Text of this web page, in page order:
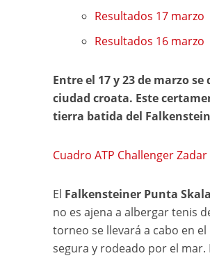
Resultados 17 marzo
Resultados 16 marzo
Entre el 17 y 23 de marzo
ciudad croata. Este
tierra batida del
Cuadro ATP Challenger Zadar
El Falkensteiner Punta
no es ajena a albergar tenis
torneo se llevará a cabo en el
segura y rodeado por el